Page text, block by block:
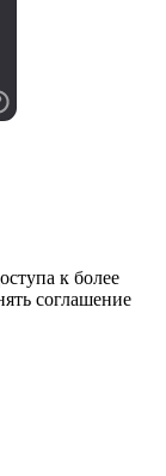
к более
соглашение